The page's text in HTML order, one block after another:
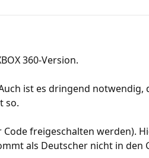
360-Version.
ist es dringend notwendig,
so.
freigeschalten werden).
als Deutscher nicht in den